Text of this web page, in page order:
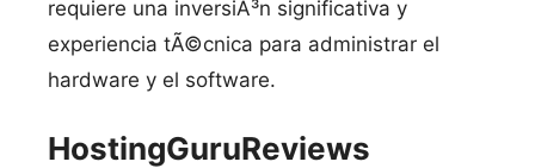
requiere una inversiÃ³n significativa y
experiencia tÃ©cnica para administrar el
hardware y el software.
HostingGuruReviews